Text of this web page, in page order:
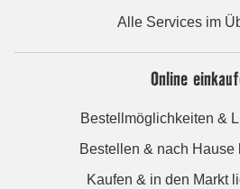
Alle Services im
Online
Bestellmöglichkeiten &
Bestellen & nach Hause
Kaufen & in den Markt